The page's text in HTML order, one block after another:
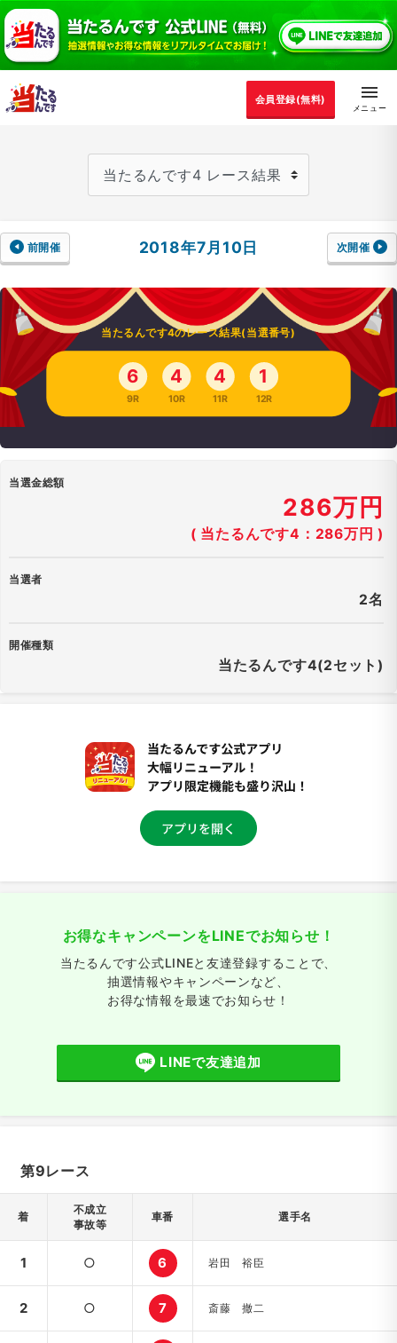
会員登録(無料)
前開催 2018年7月10日 次開催
当たるんです4のレース結果(当選番号)
6
9R
4
10R
4
11R
1
12R
当選金総額
286万円
( 当たるんです4：286万円 )
当選者
2名
開催種類
当たるんです4(2セット)
お得なキャンペーンをLINEでお知らせ！
当たるんです公式LINEと友達登録することで、
抽選情報やキャンペーンなど、
お得な情報を最速でお知らせ！
LINEで友達追加
第9レース
着
不成立
事故等
車番 選手名
1 ○ 6 岩田 裕臣
2 ○ 7 斎藤 撤二